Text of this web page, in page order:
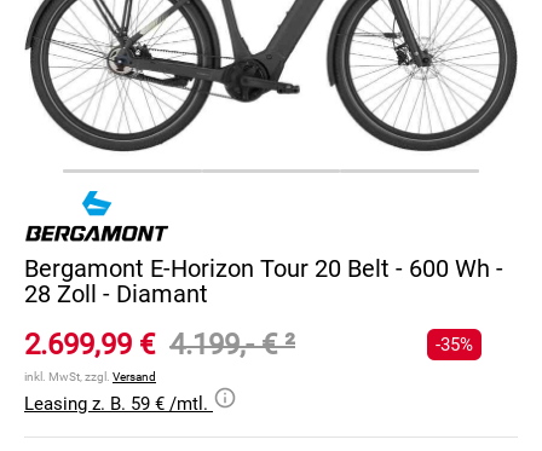
Bergamont E-Horizon Tour 20 Belt - 600 Wh -
28 Zoll - Diamant
2.699,99 € 4.199,- €²
inkl. MwSt, zzgl. Versand
-35%
Leasing z. B. 59 € /mtl.